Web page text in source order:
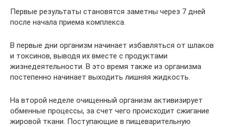
Первые результаты становятся заметны через 7 дней
после начала приема комплекса.
В первые дни организм начинает избавляться от шлаков
и токсинов, выводя их вместе с продуктами
жизнедеятельности. В это время также из организма
постепенно начинает выходить лишняя жидкость.
На второй неделе очищенный организм активизирует
обменные процессы, за счет чего происходит сжигание
жировой ткани. Поступающие в пищеварительную